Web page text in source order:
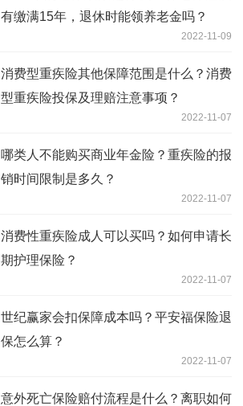
有缴满15年，退休时能领养老金吗？
2022-11-09
消费型重疾险其他保障范围是什么？消费
型重疾险投保及理赔注意事项？
2022-11-07
哪类人不能购买商业年金险？重疾险的报
销时间限制是多久？
2022-11-07
消费性重疾险成人可以买吗？如何申请长
期护理保险？
2022-11-07
世纪赢家会扣保障成本吗？平安福保险退
保怎么算？
2022-11-07
意外死亡保险赔付流程是什么？离职如何